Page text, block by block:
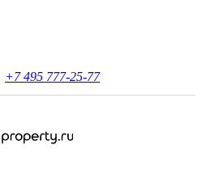
+7 495 777-25-77